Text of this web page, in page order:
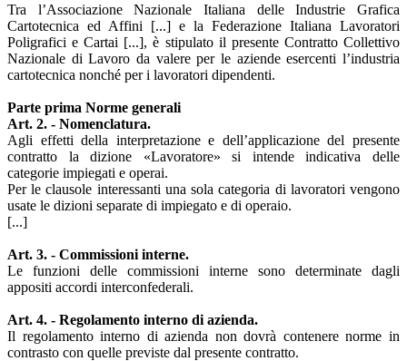
Tra l’Associazione Nazionale Italiana delle Industrie Grafica
Cartotecnica ed Affini [...] e la Federazione Italiana Lavoratori
Poligrafici e Cartai [...], è stipulato il presente Contratto Collettivo
Nazionale di Lavoro da valere per le aziende esercenti l’industria
cartotecnica nonché per i lavoratori dipendenti.
Parte prima Norme generali
Art. 2. - Nomenclatura.
Agli effetti della interpretazione e dell’applicazione del presente
contratto la dizione «Lavoratore» si intende indicativa delle
categorie impiegati e operai.
Per le clausole interessanti una sola categoria di lavoratori vengono
usate le dizioni separate di impiegato e di operaio.
[...]
Art. 3. - Commissioni interne.
Le funzioni delle commissioni interne sono determinate dagli
appositi accordi interconfederali.
Art. 4. - Regolamento interno di azienda.
Il regolamento interno di azienda non dovrà contenere norme in
contrasto con quelle previste dal presente contratto.